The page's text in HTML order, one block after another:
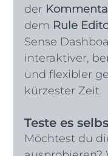
der
dem Rule
Sense
interaktiver,
und flexibler
kürzester Zeit.
Teste es
Möchtest du